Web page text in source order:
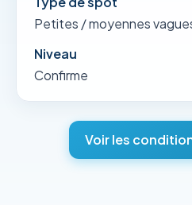
Petites / moyennes
Niveau
Confirme
Voir les